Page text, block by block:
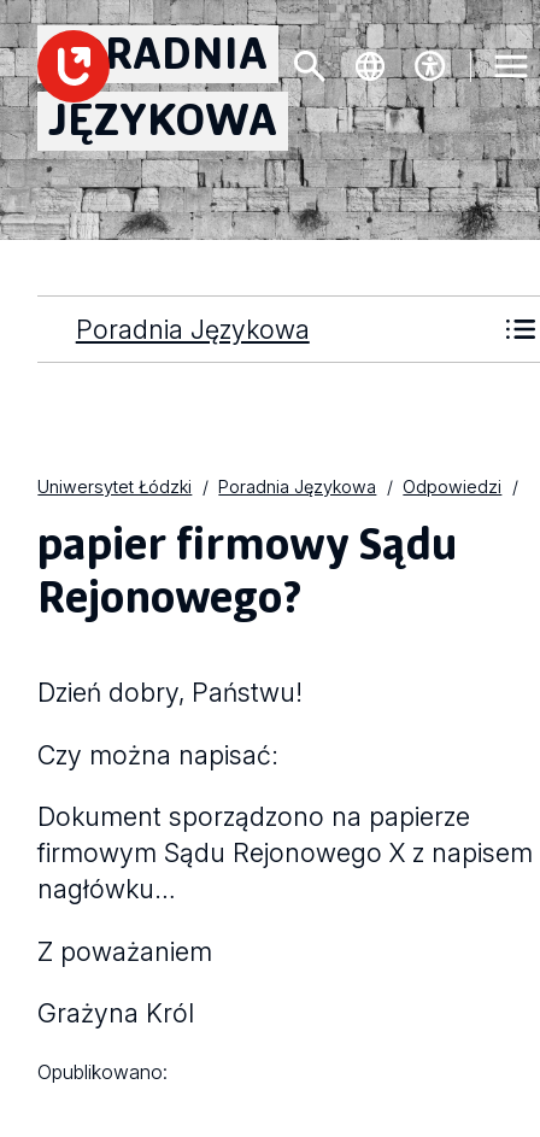
PORADNIA
JĘZYKOWA
Poradnia Językowa
Uniwersytet Łódzki Poradnia Językowa Odpowiedzi
papier firmowy Sądu
Rejonowego?
Dzień dobry, Państwu!
Czy można napisać:
Dokument sporządzono na papierze
firmowym Sądu Rejonowego X z napisem
nagłówku…
Z poważaniem
Grażyna Król
Opublikowano: